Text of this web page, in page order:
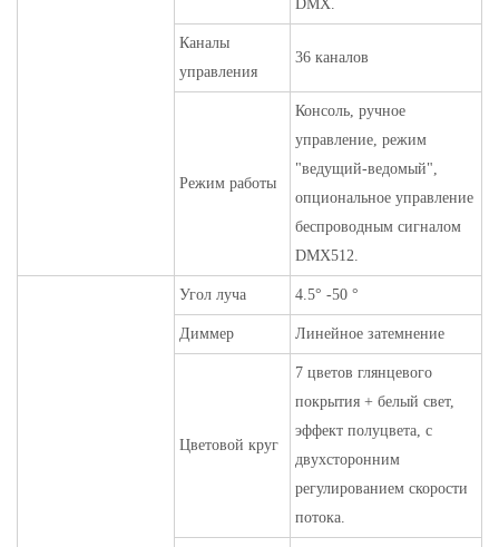
DMX.
Каналы
управления
36 каналов
Режим работы
Консоль, ручное
управление, режим
"ведущий-ведомый",
опциональное управление
беспроводным сигналом
DMX512.
Угол луча 4.5° -50 °
Диммер Линейное затемнение
Цветовой круг
7 цветов глянцевого
покрытия + белый свет,
эффект полуцвета, с
двухсторонним
регулированием скорости
потока.